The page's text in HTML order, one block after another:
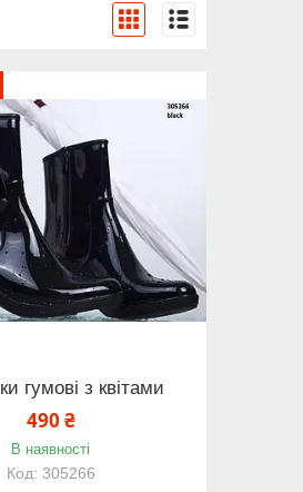
гумові з квітами
490 ₴
В наявності
305266